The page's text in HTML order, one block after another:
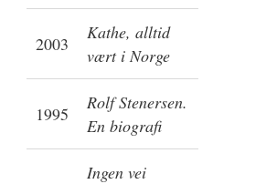
2003
Kathe, alltid
vært i Norge
1995
Rolf Stenersen.
En biografi
Ingen vei